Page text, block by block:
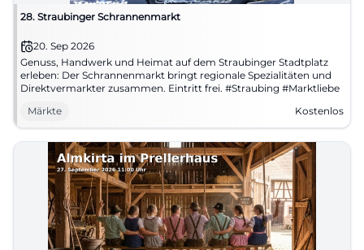
28. Straubinger Schrannenmarkt
20. Sep 2026
Genuss, Handwerk und Heimat auf dem Straubinger Stadtplatz
erleben: Der Schrannenmarkt bringt regionale Spezialitäten und
Direktvermarkter zusammen. Eintritt frei. #Straubing #Marktliebe
Märkte
Kostenlos